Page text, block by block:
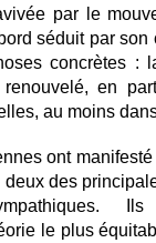
par le
séduit par son
concrètes :
en
au moins
ont
deux des
Ils
le plus